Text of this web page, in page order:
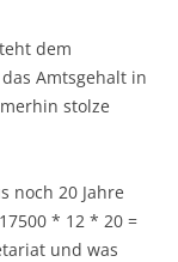
dem
Amtsgehalt in
stolze
noch 20 Jahre
* 12 * 20 =
und was